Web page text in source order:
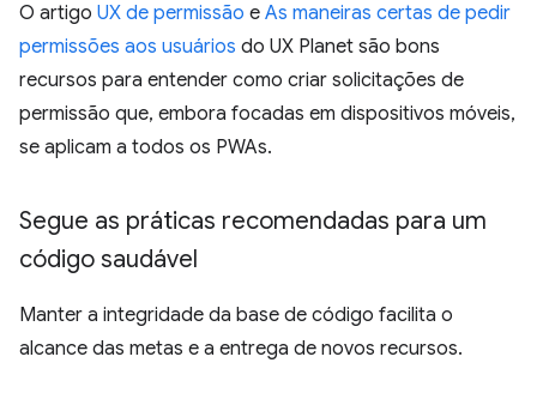
O artigo UX de permissão e As maneiras certas de pedir
permissões aos usuários do UX Planet são bons
recursos para entender como criar solicitações de
permissão que, embora focadas em dispositivos móveis,
se aplicam a todos os PWAs.
Segue as práticas recomendadas para um
código saudável
Manter a integridade da base de código facilita o
alcance das metas e a entrega de novos recursos.